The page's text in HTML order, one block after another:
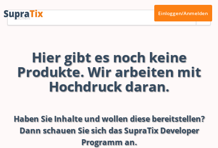
Einloggen/Anmelden
Hier gibt es noch keine
Produkte. Wir arbeiten mit
Hochdruck daran.
Haben Sie Inhalte und wollen diese bereitstellen?
Dann schauen Sie sich dasSupraTix Developer
Programman.